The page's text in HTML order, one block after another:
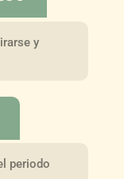
y
periodo